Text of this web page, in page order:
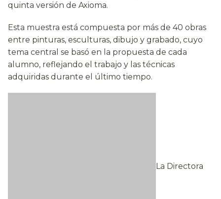
quinta versión de Axioma.
Esta muestra está compuesta por más de 40 obras
entre pinturas, esculturas, dibujo y grabado, cuyo
tema central se basó en la propuesta de cada
alumno, reflejando el trabajo y las técnicas
adquiridas durante el último tiempo.
La Directora